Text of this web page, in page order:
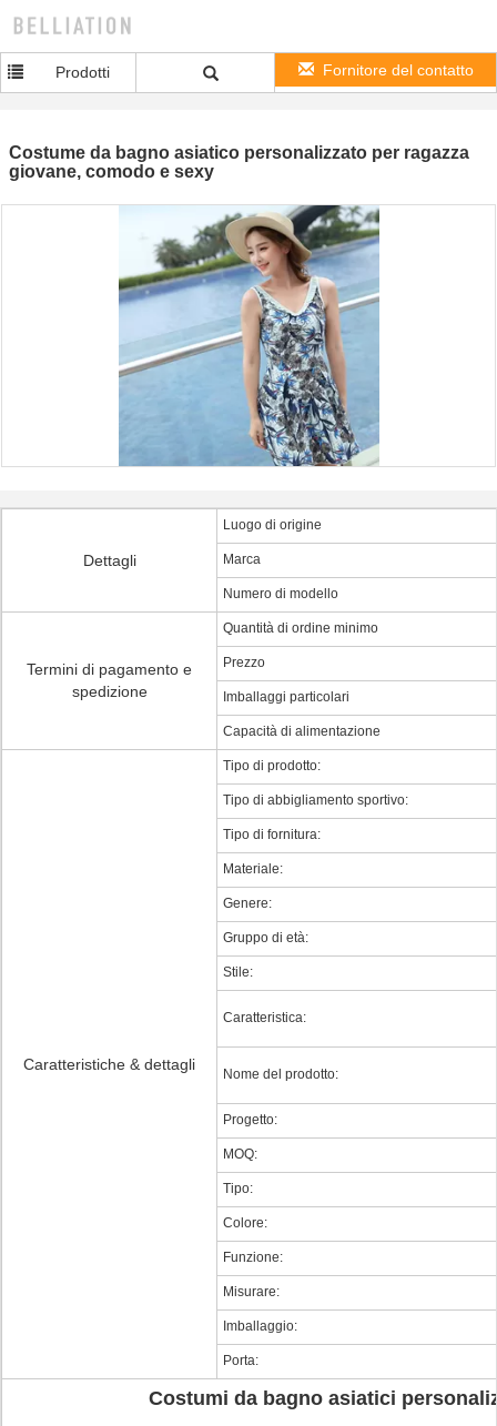
Prodotti Fornitore del contatto
Costume da bagno asiatico personalizzato per ragazza
giovane, comodo e sexy
Dettagli
Luogo di origine
Marca
Numero di modello
Termini di pagamento e
spedizione
Quantità di ordine minimo
Prezzo
Imballaggi particolari
Capacità di alimentazione
Caratteristiche & dettagli
Tipo di prodotto:
Tipo di abbigliamento sportivo:
Tipo di fornitura:
Materiale:
Genere:
Gruppo di età:
Stile:
Caratteristica:
Nome del prodotto:
Progetto:
MOQ:
Tipo:
Colore:
Funzione:
Misurare:
Imballaggio:
Porta:
Costumi da bagno asiatici